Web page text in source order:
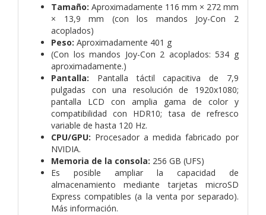
Tamaño: Aproximadamente 116 mm × 272 mm
× 13,9 mm (con los mandos Joy-Con 2
acoplados)
Peso: Aproximadamente 401 g
(Con los mandos Joy-Con 2 acoplados: 534 g
aproximadamente.)
Pantalla: Pantalla táctil capacitiva de 7,9
pulgadas con una resolución de 1920x1080;
pantalla LCD con amplia gama de color y
compatibilidad con HDR10; tasa de refresco
variable de hasta 120 Hz.
CPU/GPU: Procesador a medida fabricado por
NVIDIA.
Memoria de la consola: 256 GB (UFS)
Es posible ampliar la capacidad de
almacenamiento mediante tarjetas microSD
Express compatibles (a la venta por separado).
Más información.